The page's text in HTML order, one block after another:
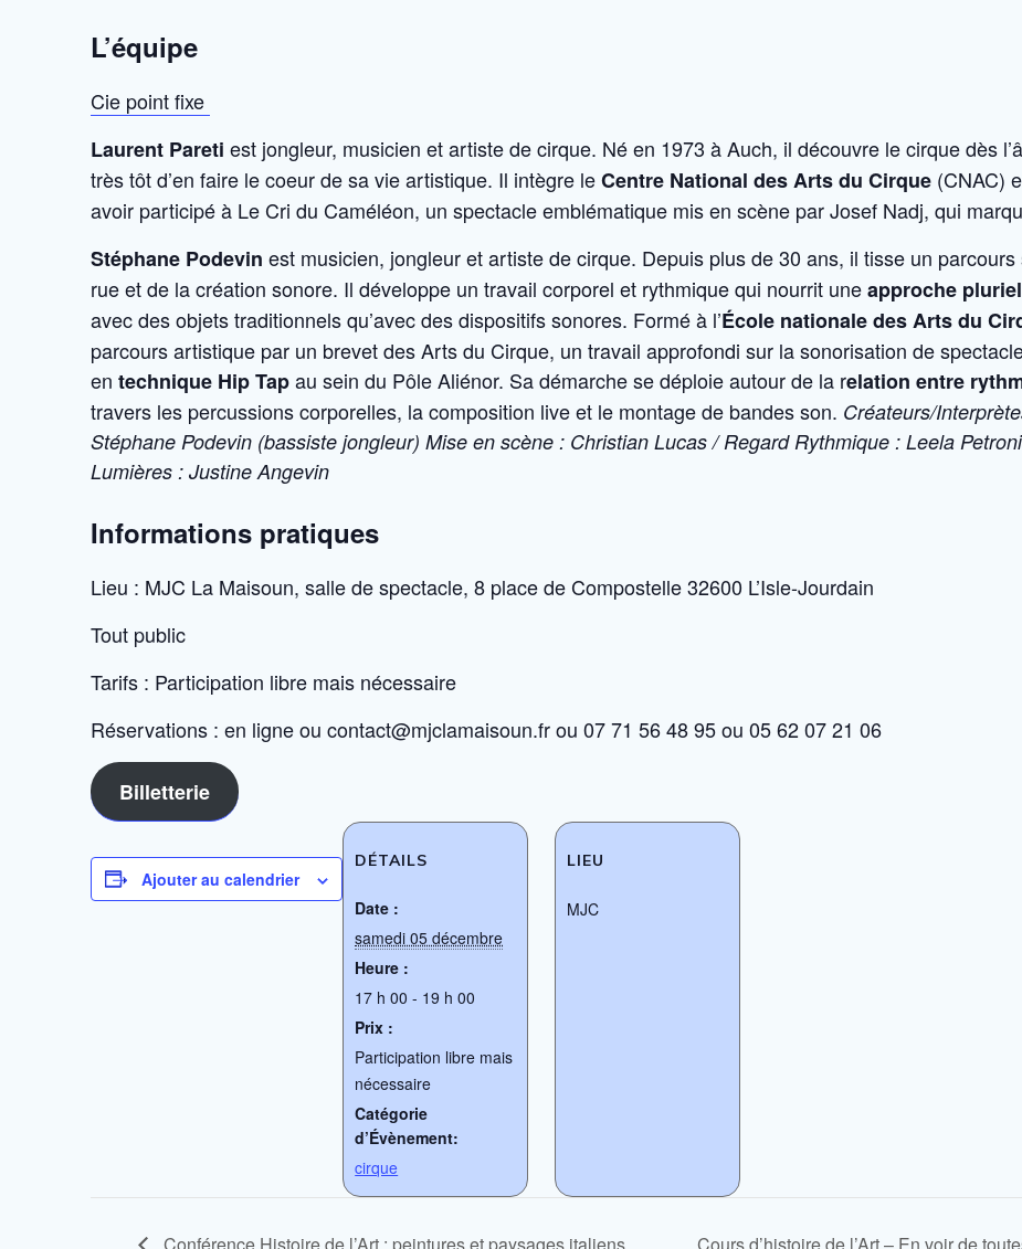
L’équipe
Cie point fixe
Laurent Paretiest jongleur, musicien et artiste de cirque. Né en 1973 à Auch, il découvre le cirque dès
très tôt d’en faire le coeur de sa vie artistique. Il intègre leCentre National des Arts du Cirque (CNAC)
avoir participé à Le Cri du Caméléon, un spectacle emblématique mis en scène par Josef Nadj, qui
Stéphane Podevinest musicien, jongleur et artiste de cirque. Depuis plus de 30 ans, il tisse un
rue et de la création sonore. Il développe un travail corporel et rythmique qui nourrit uneapproche
avec des objets traditionnels qu’avec des dispositifs sonores. Formé à l’École nationale des Arts du
parcours artistique par un brevet des Arts du Cirque, un travail approfondi sur la sonorisation de
entechnique Hip Tapau sein du Pôle Aliénor. Sa démarche se déploie autour de la relation entre
travers les percussions corporelles, la composition live et le montage de bandes son. Créateurs/
Stéphane Podevin (bassiste jongleur) Mise en scène : Christian Lucas / Regard Rythmique : Leela
Lumières : Justine Angevin
Informations pratiques
Lieu : MJC La Maisoun, salle de spectacle, 8 place de Compostelle 32600 L’Isle-Jourdain
Tout public
Tarifs : Participation libre mais nécessaire
Réservations : en ligne ou contact@mjclamaisoun.fr ou 07 71 56 48 95 ou 05 62 07 21 06
Billetterie
Ajouter au calendrier
DÉTAILS
Date :
samedi 05 décembre
Heure :
17 h 00 - 19 h 00
Prix :
Participation libre mais
nécessaire
Catégorie
d’Évènement:
cirque
LIEU
MJC
Conférence Histoire de l’Art : peintures et paysages italiens Cours d’histoire de l’Art – En voir de